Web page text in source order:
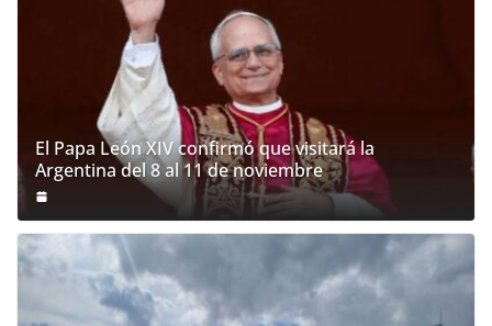
El Papa León XIV confirmó que visitará la
Argentina del 8 al 11 de noviembre